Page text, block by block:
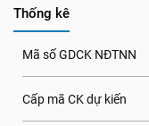
Thống kê
Mã số GDCK NĐTNN
Cấp mã CK dự kiến